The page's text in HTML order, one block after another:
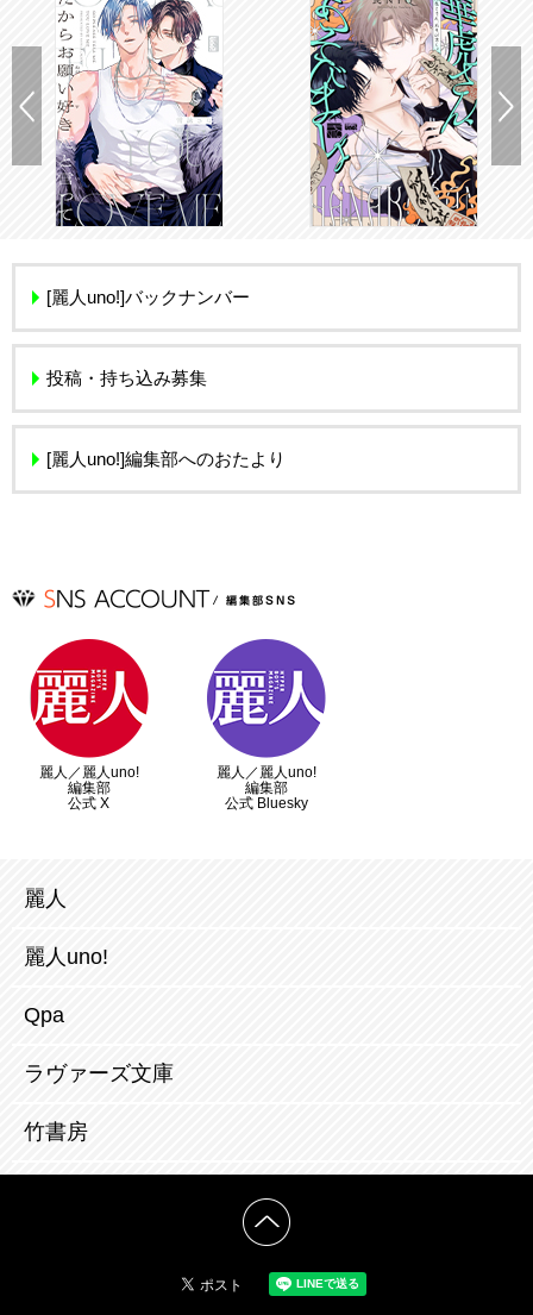
Previous
[麗人uno!]バックナンバー
投稿・持ち込み募集
[麗人uno!]編集部へのおたより
麗人／麗人uno!
編集部
公式 X
麗人／麗人uno!
編集部
公式 Bluesky
麗人
麗人uno!
Qpa
ラヴァーズ文庫
竹書房